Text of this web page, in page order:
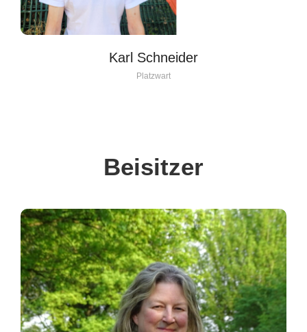
Karl Schneider
Platzwart
Beisitzer